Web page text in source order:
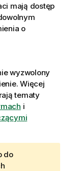
mają dostęp
o
wyzwolony
Więcej
tematy
i
do